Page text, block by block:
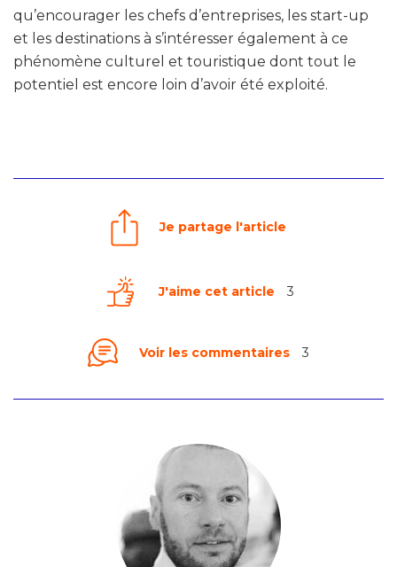
qu’encourager les chefs d’entreprises, les start-up
et les destinations à s’intéresser également à ce
phénomène culturel et touristique dont tout le
potentiel est encore loin d’avoir été exploité.
Je partage l'article
J'aime cet article 3
Voir les commentaires 3